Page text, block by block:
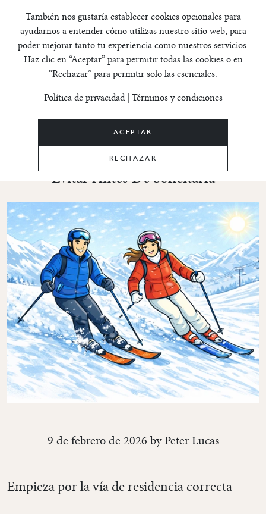
Configuración de cookies
También nos gustaría establecer cookies opcionales para
ayudarnos a entender cómo utilizas nuestro sitio web, para
poder mejorar tanto tu experiencia como nuestros servicios.
Haz clic en “Aceptar” para permitir todas las cookies o en
“Rechazar” para permitir solo las esenciales.
Política de privacidad| Términos y condiciones
ACEPTAR
RECHAZAR
INVICO ANDORRA BLOG
Residencia En Andorra: 7 Errores A
Evitar Antes De Solicitarla
9 de febrero de 2026 by Peter Lucas
Empieza por la vía de residencia correcta